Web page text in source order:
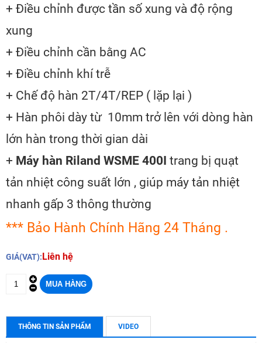
+ Điều chỉnh được tần số xung và độ rộng
xung
+ Điều chỉnh cần bằng AC
+ Điều chỉnh khí trễ
+ Chế độ hàn 2T/4T/REP ( lặp lại )
+ Hàn phôi dày từ 10mm trở lên với dòng hàn
lớn hàn trong thời gian dài
+ Máy hàn Riland WSME 400I trang bị quạt
tản nhiệt công suất lớn , giúp máy tản nhiệt
nhanh gấp 3 thông thường
*** Bảo Hành Chính Hãng 24 Tháng .
GIÁ(VAT): Liên hệ
THÔNG TIN SẢN PHẨM VIDEO